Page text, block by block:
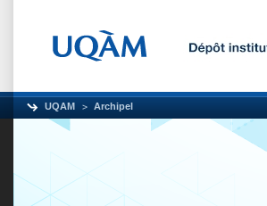
UQAM Archipel